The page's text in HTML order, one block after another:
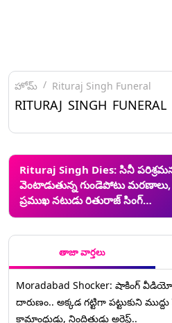
హోమ్ Rituraj Singh Funeral
RITURAJ SINGH FUNERAL
Rituraj Singh Dies: సినీ
వెంటాడుతున్న గుండెపోటు మరణాలు,
ప్రముఖ నటుడు రితురాజ్ సింగ్
కార్డియాక్ అరెస్ట్‌తో కన్నుమూత
తాజా వార్తలు
Moradabad Shocker: షాకింగ్
దారుణం.. అక్కడ గట్టిగా పట్టుకుని
కామాంధుడు, నిందితుడు అరెస్ట్..